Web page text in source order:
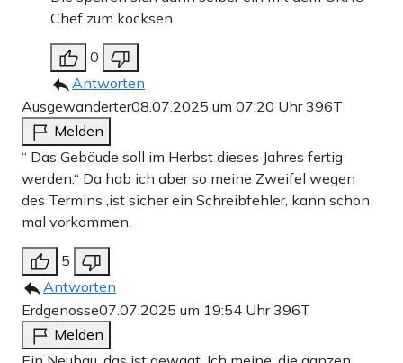
Chef zum kocksen
0
Antworten
Ausgewanderter08.07.2025 um 07:20 Uhr396T
Melden
“ Das Gebäude soll im Herbst dieses Jahres fertig
werden.“ Da hab ich aber so meine Zweifel wegen
des Termins ,ist sicher ein Schreibfehler, kann schon
mal vorkommen.
5
Antworten
Erdgenosse07.07.2025 um 19:54 Uhr396T
Melden